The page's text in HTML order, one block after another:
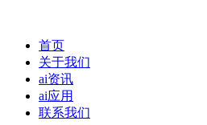
首页
关于我们
ai资讯
ai应用
联系我们